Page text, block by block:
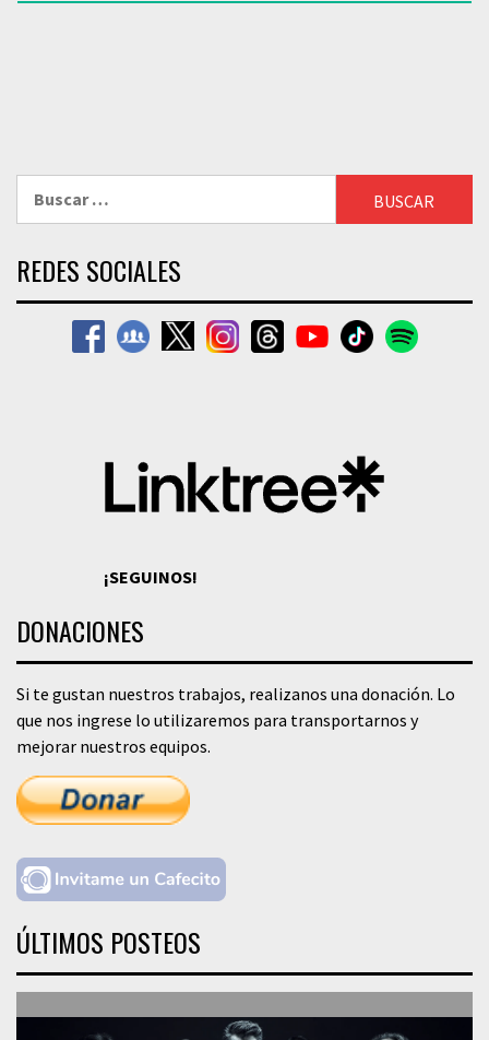
REDES SOCIALES
¡SEGUINOS!
DONACIONES
Si te gustan nuestros trabajos, realizanos una donación. Lo
que nos ingrese lo utilizaremos para transportarnos y
mejorar nuestros equipos.
ÚLTIMOS POSTEOS